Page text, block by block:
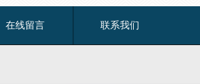
在线留言 联系我们